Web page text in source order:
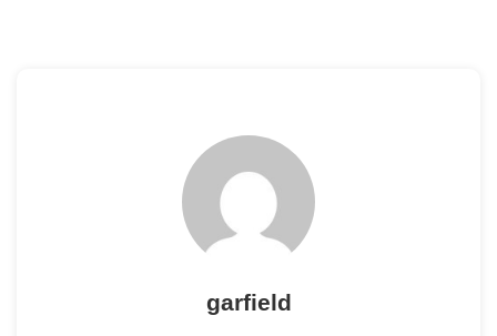
garfield